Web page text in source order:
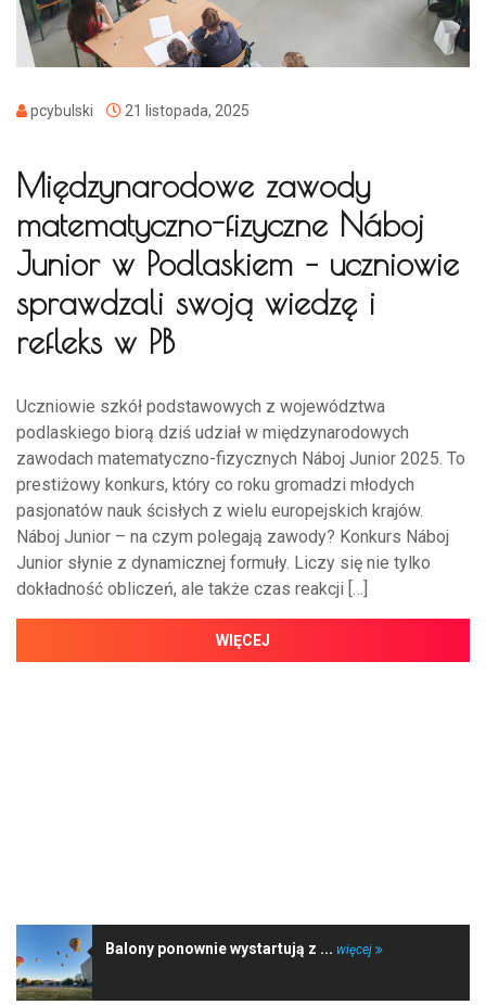
pcybulski 21 listopada, 2025
Międzynarodowe zawody
matematyczno-fizyczne Náboj
Junior w Podlaskiem – uczniowie
sprawdzali swoją wiedzę i
refleks w PB
Uczniowie szkół podstawowych z województwa
podlaskiego biorą dziś udział w międzynarodowych
zawodach matematyczno-fizycznych Náboj Junior 2025. To
prestiżowy konkurs, który co roku gromadzi młodych
pasjonatów nauk ścisłych z wielu europejskich krajów.
Náboj Junior – na czym polegają zawody? Konkurs Náboj
Junior słynie z dynamicznej formuły. Liczy się nie tylko
dokładność obliczeń, ale także czas reakcji […]
WIĘCEJ
Balony ponownie wystartują z ... więcej